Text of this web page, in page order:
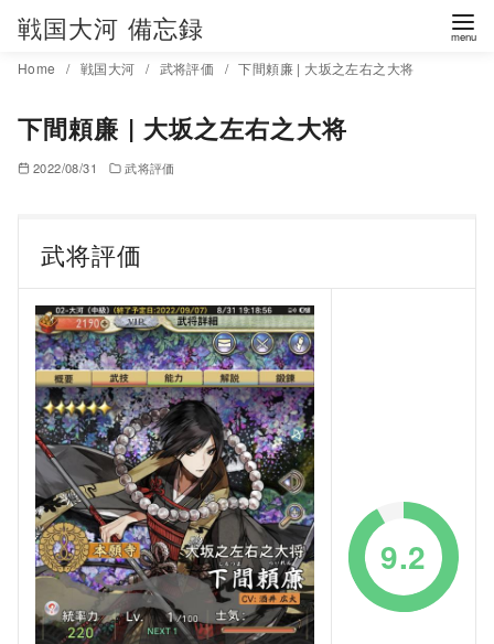
戦国大河 備忘録
Home 戦国大河 武将評価 下間頼廉 | 大坂之左右之大将
下間頼廉 | 大坂之左右之大将
2022/08/31 武将評価
武将評価
9.2